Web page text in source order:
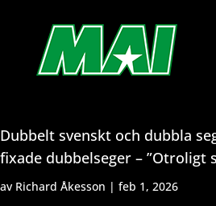
Dubbelt svenskt och dubbla
fixade dubbelseger – ”Otroligt
av Richard Åkesson | feb 1, 2026